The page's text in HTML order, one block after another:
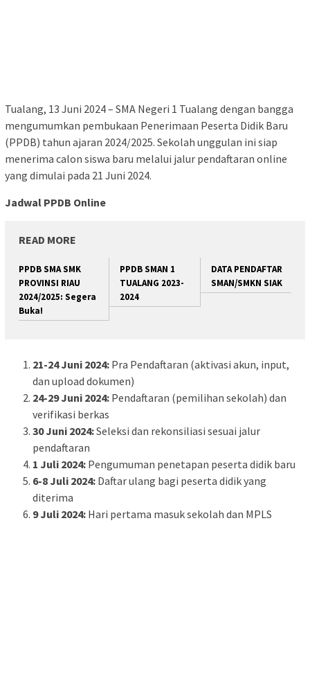
Tualang, 13 Juni 2024 – SMA Negeri 1 Tualang dengan bangga
mengumumkan pembukaan Penerimaan Peserta Didik Baru
(PPDB) tahun ajaran 2024/2025. Sekolah unggulan ini siap
menerima calon siswa baru melalui jalur pendaftaran online
yang dimulai pada 21 Juni 2024.
Jadwal PPDB Online
READ MORE
PPDB SMA SMK
PROVINSI RIAU
2024/2025: Segera
Buka!
PPDB SMAN 1
TUALANG 2023-
2024
DATA PENDAFTAR
SMAN/SMKN SIAK
21-24 Juni 2024: Pra Pendaftaran (aktivasi akun, input,
dan upload dokumen)
24-29 Juni 2024: Pendaftaran (pemilihan sekolah) dan
verifikasi berkas
30 Juni 2024:Seleksi dan rekonsiliasi sesuai jalur
pendaftaran
1 Juli 2024: Pengumuman penetapan peserta didik baru
6-8 Juli 2024: Daftar ulang bagi peserta didik yang
diterima
9 Juli 2024: Hari pertama masuk sekolah dan MPLS